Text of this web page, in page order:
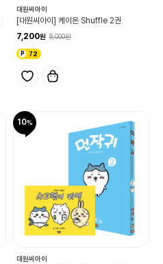
대원씨아이
[대원씨아이] 케이온 Shuffle 2권
7,200
8,000
72
10
대원씨아이